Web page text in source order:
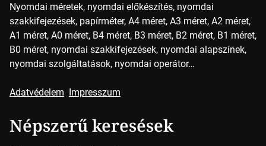
Nyomdai méretek, nyomdai előkészítés, nyomdai
szakkifejezések, papírméter, A4 méret, A3 méret, A2 méret,
A1 méret, A0 méret, B4 méret, B3 méret, B2 méret, B1 méret,
B0 méret, nyomdai szakkifejezések, nyomdai alapszínek,
nyomdai szolgáltatások, nyomdai operátor…
Adatvédelem Impresszum
Népszerű keresések